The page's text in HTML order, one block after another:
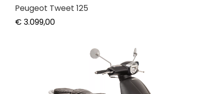
Peugeot Tweet 125
€ 3.099,00